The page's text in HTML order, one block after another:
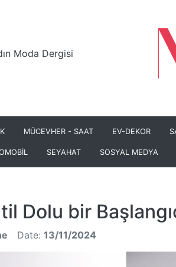
Moda Dergisi
MÜCEVHER - SAAT EV-DEKOR
SEYAHAT SOSYAL MEDYA
Dolu bir
Date: 13/11/2024